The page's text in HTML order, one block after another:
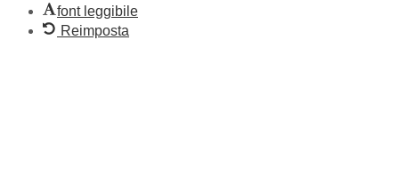
font leggibile
Reimposta